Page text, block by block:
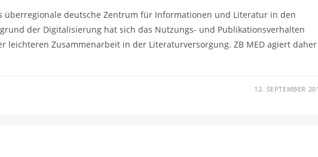
überregionale deutsche Zentrum für Informationen und Literatur in den
der Digitalisierung hat sich das Nutzungs- und Publikationsverhalten
leichteren Zusammenarbeit in der Literaturversorgung. ZB MED agiert daher
12. SEPTEMBER